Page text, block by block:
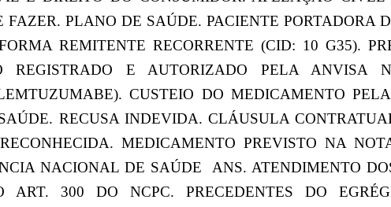
FAZER. PLANO DE SAÚDE. PACIENTE PORTADORA
REMITENTE RECORRENTE (CID: 10 G35).
REGISTRADO E AUTORIZADO PELA ANVISA Nº
CUSTEIO DO MEDICAMENTO
RECUSA INDEVIDA. CLÁUSULA
MEDICAMENTO PREVISTO NA
NACIONAL DE SAÚDE  ANS. ATENDIMENTO
ART. 300 DO NCPC. PRECEDENTES DO